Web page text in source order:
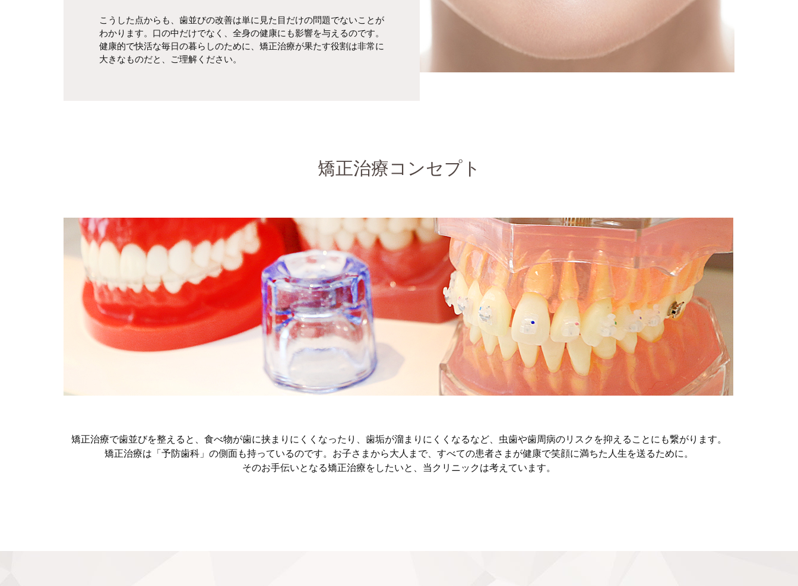
こうした点からも、歯並びの改善は単に見た目だけの問題でないことが
わかります。口の中だけでなく、全身の健康にも影響を与えるのです。
健康的で快活な毎日の暮らしのために、矯正治療が果たす役割は非常に
大きなものだと、ご理解ください。
矯正治療コンセプト
矯正治療で歯並びを整えると、食べ物が歯に挟まりにくくなったり、歯垢が溜まりにくくなるなど、虫歯や歯周病のリスクを抑えることにも繋がります。
矯正治療は「予防歯科」の側面も持っているのです。お子さまから大人まで、すべての患者さまが健康で笑顔に満ちた人生を送るために。
そのお手伝いとなる矯正治療をしたいと、当クリニックは考えています。